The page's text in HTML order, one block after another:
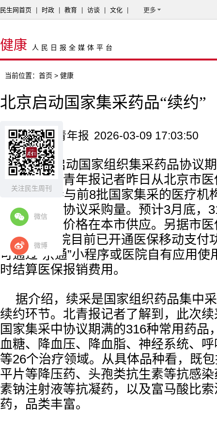
关注民生周刊
微信
微博
民生网首页 时政 教育 访谈 文化 更多
健康 人民日报全媒体平台
当前位置： 首页 > 健康
北京启动国家集采药品“续约”
来源：北京青年报 2026-03-09 17:03:50
北京已启动国家组织集采药品协议
工作。北京青年报记者昨日从北京市
11日前，参与前8批国家集采的医疗机
中选药品的协议采购量。预计3月底，
以集采中选价格在本市供应。另据市
200余家医院目前已开通医保移动支付
可通过“京通”小程序或医院自有应用
时结算医保报销费用。
据介绍，续采是国家组织药品集中
续约环节。北青报记者了解到，此次
国家集采中协议期满的316种常用药品
血糖、降血压、降血脂、神经系统、
等26个治疗领域。从具体品种看，既
平片等降压药、头孢类抗生素等抗感
素钠注射液等抗凝药，以及富马酸比
药，品类丰富。